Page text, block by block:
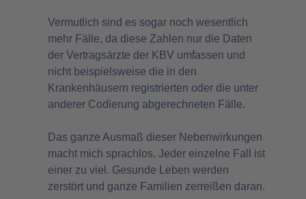
Vermutlich sind es sogar noch wesentlich
mehr Fälle, da diese Zahlen nur die Daten
der Vertragsärzte der KBV umfassen und
nicht beispielsweise die in den
Krankenhäusern registrierten oder die unter
anderer Codierung abgerechneten Fälle.
Das ganze Ausmaß dieser Nebenwirkungen
macht mich sprachlos. Jeder einzelne Fall ist
einer zu viel. Gesunde Leben werden
zerstört und ganze Familien zerreißen daran.